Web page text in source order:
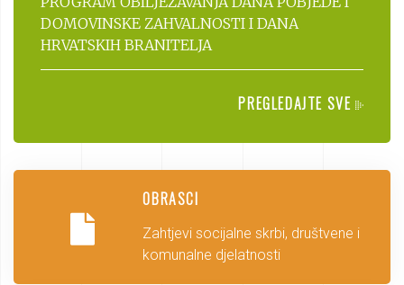
DOMOVINSKE ZAHVALNOSTI I DANA
HRVATSKIH BRANITELJA
PREGLEDAJTE SVE
OBRASCI
Zahtjevi socijalne skrbi, društvene i
komunalne djelatnosti